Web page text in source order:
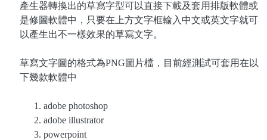
產生器轉換出的草寫字型可以直接下載及套用排版軟體或
是修圖軟體中，只要在上方文字框輸入中文或英文字就可
以產生出不一樣效果的草寫文字。
草寫文字圖的格式為PNG圖片檔，目前經測試可套用在以
下幾款軟體中
adobe photoshop
adobe illustrator
powerpoint